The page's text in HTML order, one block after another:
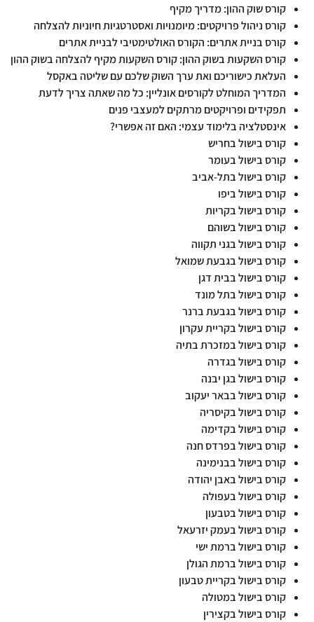
קורס שוק ההון: מדריך מקיף
קורס ניהול פרויקטים: מיומנויות ואסטרטגיות חיוניות להצלחה
קורס בניית אתרים: הקורס האולטימטיבי לבניית אתרים
קורס השקעות בשוק ההון: קורס השקעות מקיף להצלחה בשוק ההון
העלאת כישוריכם ואת ערך השוק שלכם עם שליטה באקסל
המדריך המוחלט לקורסים אונליין: כל מה שאתה צריך לדעת
תפקידים ופרויקטים מרתקים למעצבי פנים
אינסטלציה בלימוד עצמי: האם זה אפשרי?
קורס בישול בחריש
קורס בישול בעומר
קורס בישול בתל-אביב
קורס בישול ביפו
קורס בישול בקריות
קורס בישול בשוהם
קורס בישול בגני תקווה
קורס בישול בגבעת שמואל
קורס בישול בבית דגן
קורס בישול בתל מונד
קורס בישול בגבעת ברנר
קורס בישול בקריית עקרון
קורס בישול במזכרת בתיה
קורס בישול בגדרה
קורס בישול בגן יבנה
קורס בישול בבאר יעקוב
קורס בישול בקיסריה
קורס בישול בקדימה
קורס בישול בפרדס חנה
קורס בישול בבנימינה
קורס בישול באבן יהודה
קורס בישול בעפולה
קורס בישול בטבעון
קורס בישול בעמק יזרעאל
קורס בישול ברמת ישי
קורס בישול ברמת הגולן
קורס בישול בקריית טבעון
קורס בישול במטולה
קורס בישול בקצירין